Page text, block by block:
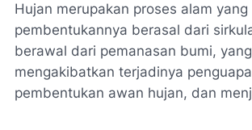
Hujan merupakan proses alam yang
pembentukannya berasal dari
berawal dari pemanasan bumi,
mengakibatkan terjadinya
pembentukan awan hujan, dan